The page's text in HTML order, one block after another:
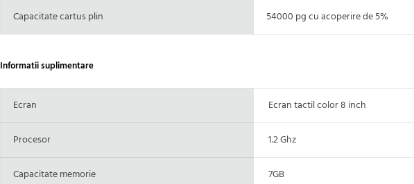
Capacitate cartus plin 54000 pg cu acoperire de 5%
Informatii suplimentare
Ecran Ecran tactil color 8 inch
Procesor 1.2 Ghz
Capacitate memorie 7GB